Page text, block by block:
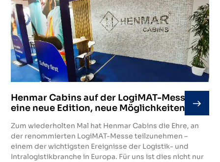
Henmar Cabins auf der LogiMAT-Messe –
eine neue Edition, neue Möglichkeiten!
Zum wiederholten Mal hat Henmar Cabins die Ehre, an
der renommierten LogiMAT-Messe teilzunehmen –
einem der wichtigsten Ereignisse der Logistik- und
Intralogistikbranche in Europa. Für uns ist dies nicht nur